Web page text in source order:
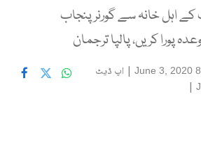
کے اہل خانہ سے گورنر پنجاب
پورا کریں، پالپا ترجمان
June 3, 2020
| اپ ڈیٹ
|